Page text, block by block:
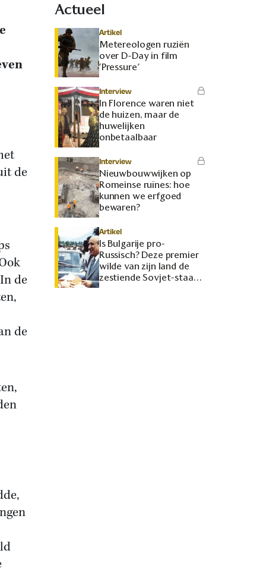
de
de
de
Actueel
Artikel
Metereologen ruziën
over D-Day in film
‘Pressure’
Interview
In Florence waren niet
de huizen, maar de
huwelijken
onbetaalbaar
Interview
Nieuwbouwwijken op
Romeinse ruïnes: hoe
kunnen we erfgoed
bewaren?
Artikel
Is Bulgarije pro-
Russisch? Deze premier
wilde van zijn land de
zestiende Sovjet-staat
maken